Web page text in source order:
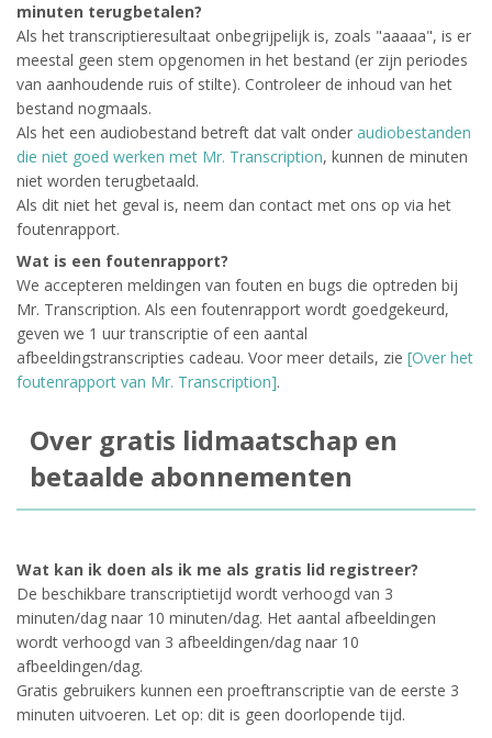
minuten terugbetalen?
Als het transcriptieresultaat onbegrijpelijk is, zoals "aaaaa", is er
meestal geen stem opgenomen in het bestand (er zijn periodes
van aanhoudende ruis of stilte). Controleer de inhoud van het
bestand nogmaals.
Als het een audiobestand betreft dat valt onder audiobestanden
die niet goed werken met Mr. Transcription, kunnen de minuten
niet worden terugbetaald.
Als dit niet het geval is, neem dan contact met ons op via het
foutenrapport.
Wat is een foutenrapport?
We accepteren meldingen van fouten en bugs die optreden bij
Mr. Transcription. Als een foutenrapport wordt goedgekeurd,
geven we 1 uur transcriptie of een aantal
afbeeldingstranscripties cadeau. Voor meer details, zie [Over het
foutenrapport van Mr. Transcription].
Over gratis lidmaatschap en
betaalde abonnementen
Wat kan ik doen als ik me als gratis lid registreer?
De beschikbare transcriptietijd wordt verhoogd van 3
minuten/dag naar 10 minuten/dag. Het aantal afbeeldingen
wordt verhoogd van 3 afbeeldingen/dag naar 10
afbeeldingen/dag.
Gratis gebruikers kunnen een proeftranscriptie van de eerste 3
minuten uitvoeren. Let op: dit is geen doorlopende tijd.